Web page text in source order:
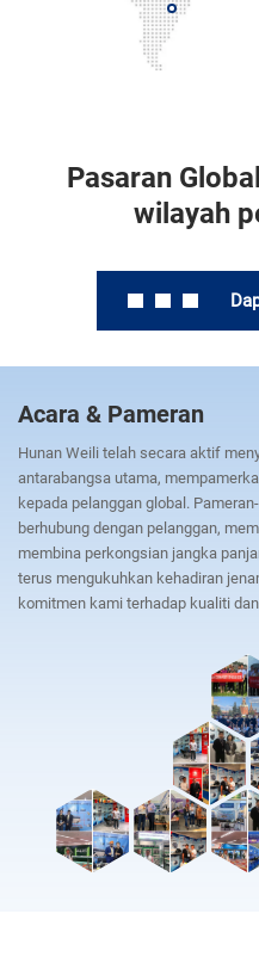
Pasaran
wilayah
Acara & Pameran
Hunan Weili telah secara aktif
antarabangsa utama,
kepada pelanggan global.
berhubung dengan pelanggan,
membina perkongsian jangka
terus mengukuhkan kehadiran
komitmen kami terhadap kualiti